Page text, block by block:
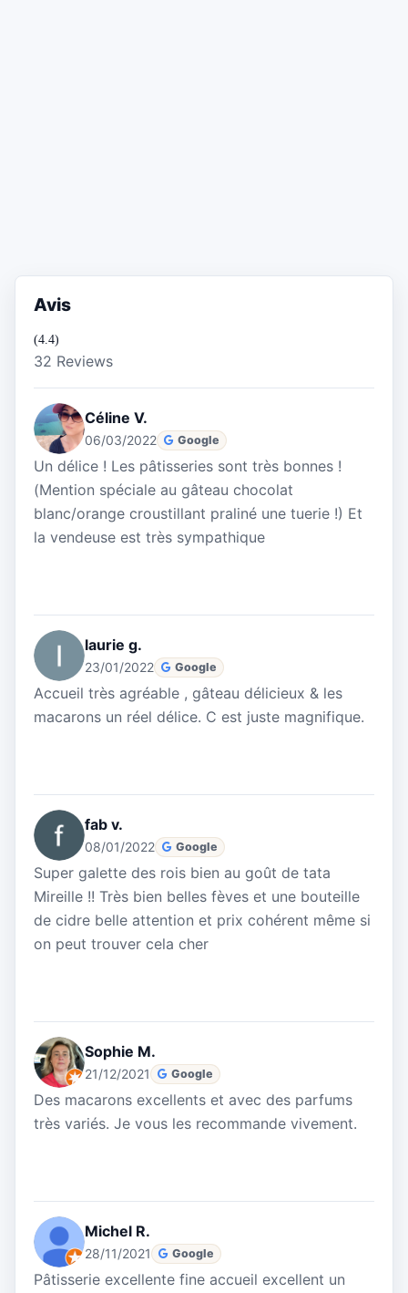
Avis
(4.4)
32 Reviews
Céline V.
06/03/2022 Google
Un délice ! Les pâtisseries sont très bonnes !
(Mention spéciale au gâteau chocolat
blanc/orange croustillant praliné une tuerie !) Et
la vendeuse est très sympathique
laurie g.
23/01/2022 Google
Accueil très agréable , gâteau délicieux & les
macarons un réel délice. C est juste magnifique.
fab v.
08/01/2022 Google
Super galette des rois bien au goût de tata
Mireille !! Très bien belles fèves et une bouteille
de cidre belle attention et prix cohérent même si
on peut trouver cela cher
Sophie M.
21/12/2021 Google
Des macarons excellents et avec des parfums
très variés. Je vous les recommande vivement.
Michel R.
28/11/2021 Google
Pâtisserie excellente fine accueil excellent un